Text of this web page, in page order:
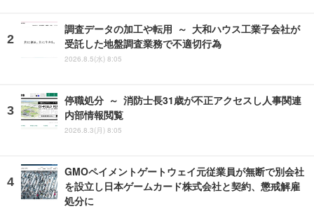
調査データの加工や転用 ～ 大和ハウス工業子会社が
受託した地盤調査業務で不適切行為
2026.8.5(水) 8:05
停職処分 ～ 消防士長31歳が不正アクセスし人事関連
内部情報閲覧
2026.8.3(月) 8:05
GMOペイメントゲートウェイ元従業員が無断で別会社
を設立し日本ゲームカード株式会社と契約、懲戒解雇
処分に